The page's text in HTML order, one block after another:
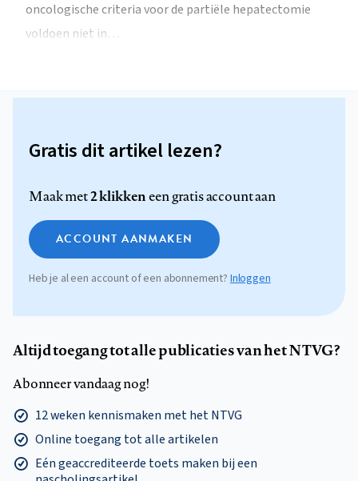
oncologische criteria voor de partiële hepatectomie
voldoen niet in…
Gratis dit artikel lezen?
Maak met2 klikkeneen gratis account aan
ACCOUNT AANMAKEN
Heb je al een account of een abonnement? Inloggen
Altijd toegang tot alle publicaties van het NTVG?
Abonneer vandaag nog!
12 weken kennismaken met het NTVG
Online toegang tot alle artikelen
Eén geaccrediteerde toets maken bij een